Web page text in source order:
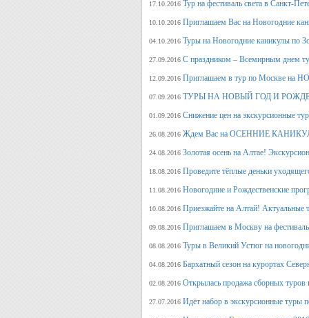
17.10.2016 Тур на фестиваль света в Санкт-
10.10.2016 Приглашаем Вас на Новогодние
04.10.2016 Туры на Новогодние каникулы по
27.09.2016 С праздником – Всемирным днем
12.09.2016 Приглашаем в тур по Москве на
07.09.2016 ТУРЫ НА НОВЫЙ ГОД И
01.09.2016 Снижение цен на экскурсионные
26.08.2016 Ждем Вас на ОСЕННИЕ
24.08.2016 Золотая осень на Алтае!
18.08.2016 Проведите тёплые деньки
11.08.2016 Новогодние и Рождественские
10.08.2016 Приезжайте на Алтай! Актуальные
09.08.2016 Приглашаем в Москву на
08.08.2016 Туры в Великий Устюг на
04.08.2016 Бархатный сезон на курортах
02.08.2016 Открылась продажа сборных туров
27.07.2016 Идёт набор в экскурсионные туры